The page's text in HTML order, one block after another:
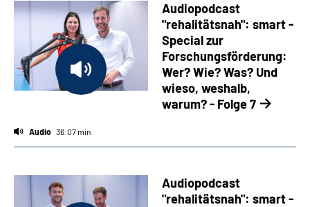
Audiopodcast
"rehalitätsnah": smart -
Special zur
Forschungsförderung:
Wer? Wie? Was? Und
wieso, weshalb,
warum? - Folge 7
Audio 36:07 min
Audiopodcast
"rehalitätsnah": smart -